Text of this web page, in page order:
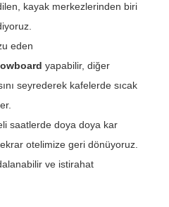
kayak merkezlerinden biri
eden
yapabilir, diğer
seyrederek kafelerde sıcak
saatlerde doya doya kar
otelimize geri dönüyoruz.
ve istirahat